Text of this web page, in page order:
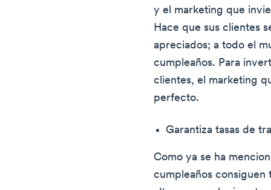
y el marketing que
Hace que sus clientes
apreciados; a todo el
cumpleaños. Para
clientes, el marketing
perfecto.
Garantiza tasas de
Como ya se ha
cumpleaños consiguen